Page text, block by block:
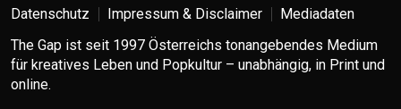
Datenschutz Impressum & Disclaimer
Mediadaten
The Gap ist seit 1997 Österreichs tonangebendes Medium
für kreatives Leben und Popkultur – unabhängig, in Print und
online.